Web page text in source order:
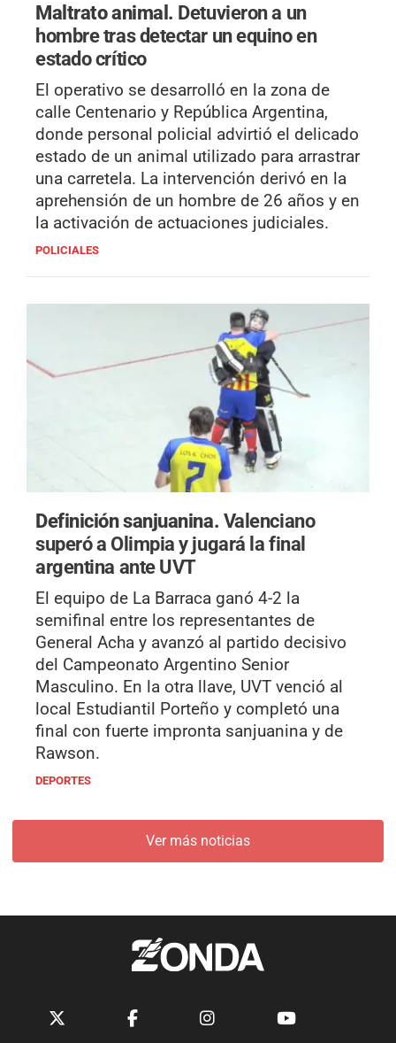
Maltrato animal. Detuvieron a un
hombre tras detectar un equino en
estado crítico
El operativo se desarrolló en la zona de
calle Centenario y República Argentina,
donde personal policial advirtió el delicado
estado de un animal utilizado para arrastrar
una carretela. La intervención derivó en la
aprehensión de un hombre de 26 años y en
la activación de actuaciones judiciales.
POLICIALES
Definición sanjuanina. Valenciano
superó a Olimpia y jugará la final
argentina ante UVT
El equipo de La Barraca ganó 4-2 la
semifinal entre los representantes de
General Acha y avanzó al partido decisivo
del Campeonato Argentino Senior
Masculino. En la otra llave, UVT venció al
local Estudiantil Porteño y completó una
final con fuerte impronta sanjuanina y de
Rawson.
DEPORTES
Ver más noticias